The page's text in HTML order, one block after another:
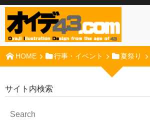
HOME 行事・イベント 夏祭り
サイト内検索